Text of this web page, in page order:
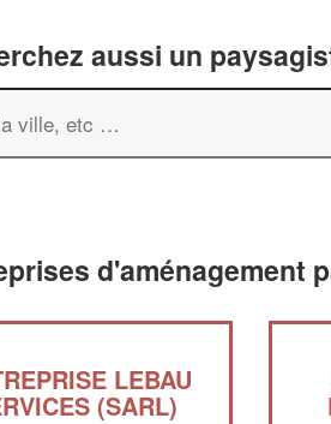
aussi un
d'aménagement
LEBAU
(SARL)